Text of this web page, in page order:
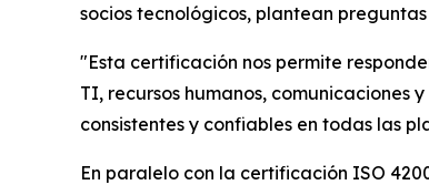
socios tecnológicos, plantean
"Esta certificación nos permite
TI, recursos humanos, comunicaciones
consistentes y confiables en todas las
En paralelo con la certificación ISO